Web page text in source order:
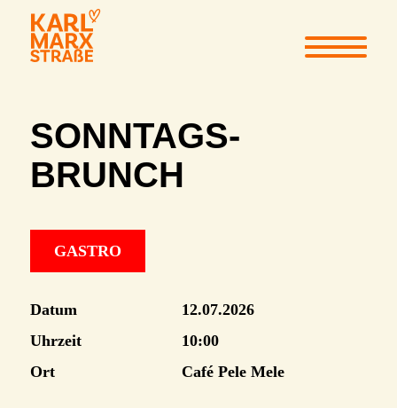
SONNTAGS-
BRUNCH
GASTRO
Datum
12.07.2026
Uhrzeit
10:00
Ort
Café Pele Mele